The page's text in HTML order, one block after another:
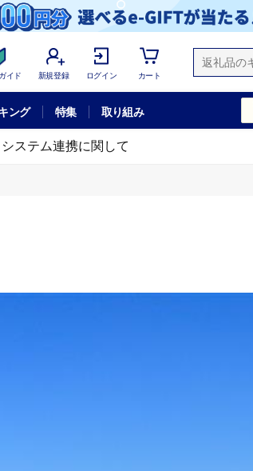
イド 新規登録 ログイン カート
ング 特集 取り組み
ステム連携に関して